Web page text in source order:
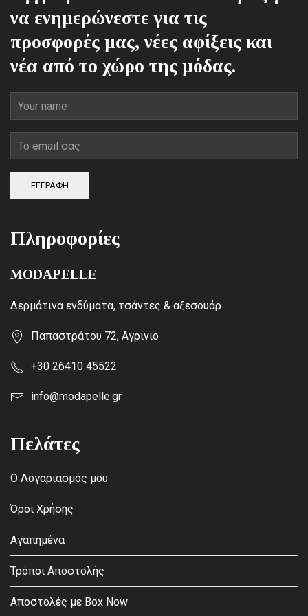
να ενημερώνεστε για τις
προσφορές μας, νέες αφίξεις και
νέα από το χώρο της μόδας.
ΕΓΓΡΑΦΗ
Πληροφορίες
MODAPELLE
Δερμάτινα ενδύματα, τσάντες & αξεσουάρ
Παπαστράτου 72, Αγρίνιο
+30 26410 45522
info@modapelle.gr
Πελάτες
Ο Λογαριασμός μου
Όροι Χρήσης
Αγαπημένα
Τρόποι Αποστολής
Αποστολές με Box Now